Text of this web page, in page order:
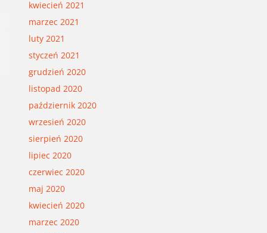
kwiecień 2021
marzec 2021
luty 2021
styczeń 2021
grudzień 2020
listopad 2020
październik 2020
wrzesień 2020
sierpień 2020
lipiec 2020
czerwiec 2020
maj 2020
kwiecień 2020
marzec 2020